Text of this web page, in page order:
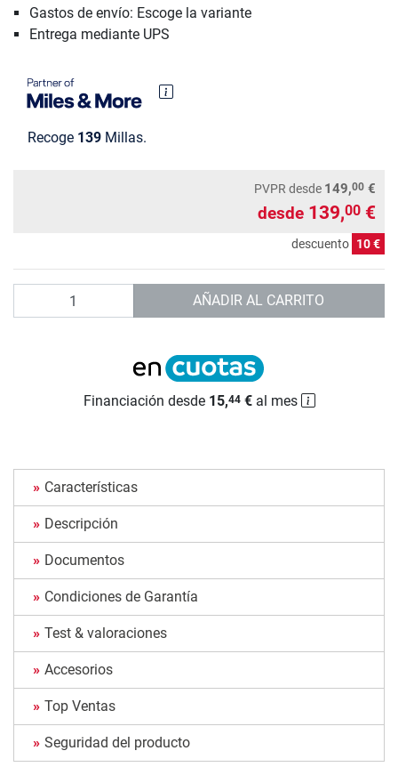
Gastos de envío: Escoge la variante
Entrega mediante UPS
Recoge 139 Millas.
PVPR desde 149,00 €
desde 139,00 €
descuento 10 €
AÑADIR AL CARRITO
Financiación desde 15,44€al mes
Características
Descripción
Documentos
Condiciones de Garantía
Test & valoraciones
Accesorios
Top Ventas
Seguridad del producto